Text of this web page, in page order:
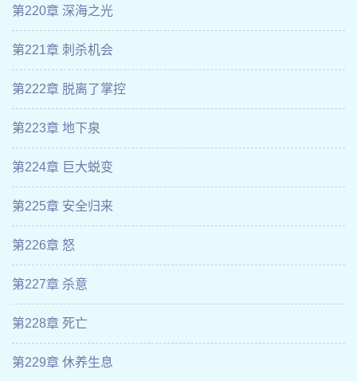
第220章 深海之光
第221章 刺杀机会
第222章 脱离了掌控
第223章 地下泉
第224章 巨大蜕变
第225章 安全归来
第226章 怒
第227章 杀意
第228章 死亡
第229章 休养生息